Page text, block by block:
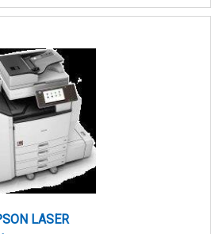
a importância das etiquetas
apenas como
LASER